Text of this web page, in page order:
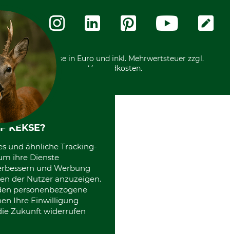
Zahlungsarten
Community
International
*Alle Preise in Euro und inkl. Mehrwertsteuer zzgl.
Versandkosten.
KEKSE?
und ähnliche Tracking-
ihre Dienste
und Werbung
der Nutzer anzuzeigen.
personenbezogene
Ihre Einwilligung
Zukunft widerrufen